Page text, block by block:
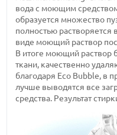
вода с моющим
образуется множество
полностью растворяется
виде моющий раствор
В итоге моющий раствор
ткани, качественно
благодаря Eco Bubble, в
лучше выводятся все
средства. Результат